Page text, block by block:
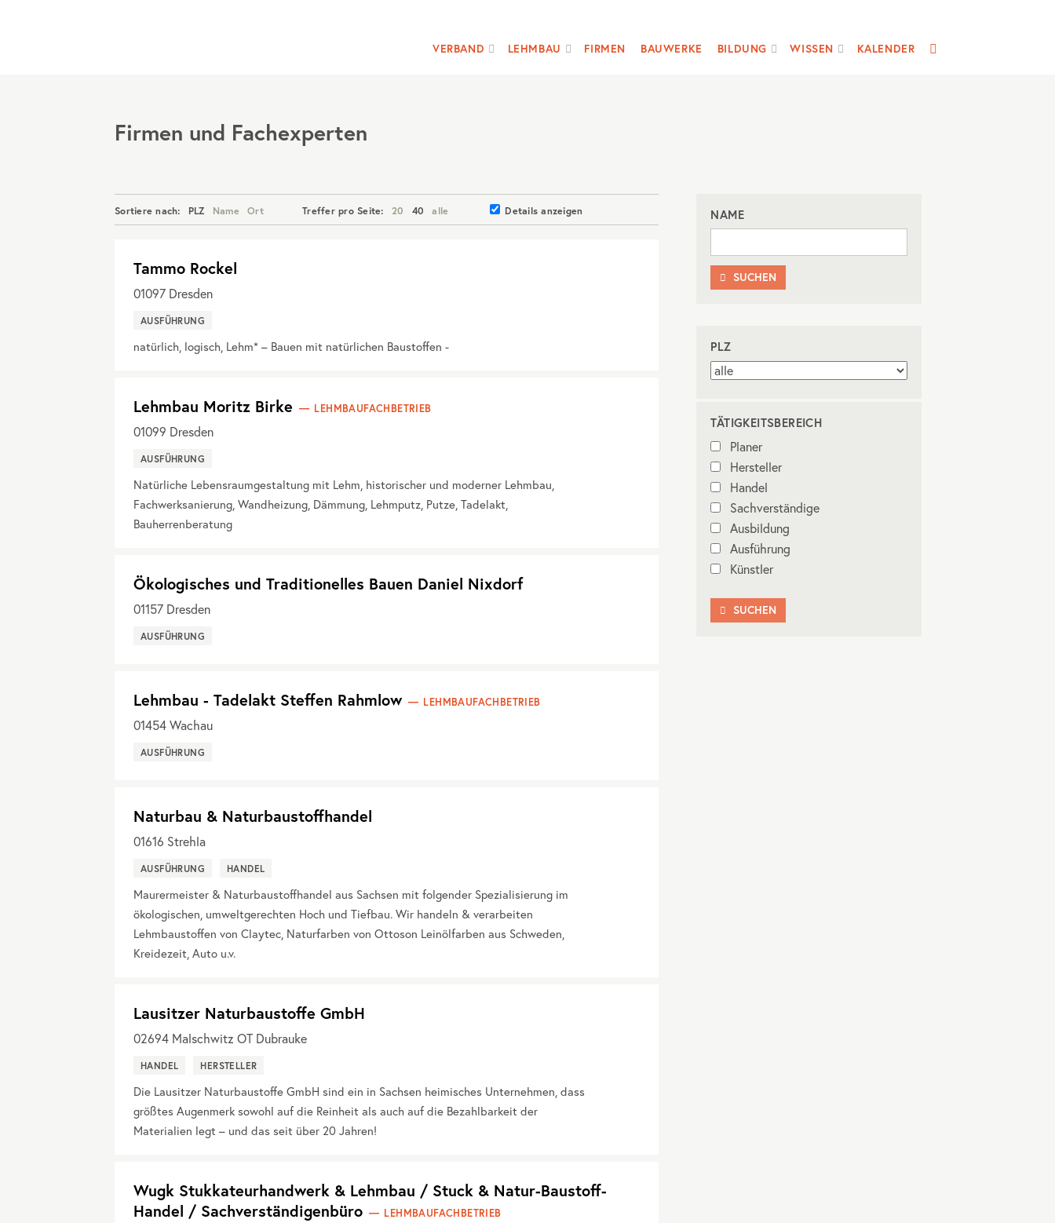
VERBAND LEHMBAU FIRMEN BAUWERKE BILDUNG WISSEN KALENDER
Firmen und Fachexperten
Sortiere nach: PLZ Name Ort Treffer pro Seite: 20 40 alle Details anzeigen
Tammo Rockel
01097 Dresden
AUSFÜHRUNG
natürlich, logisch, Lehm* – Bauen mit natürlichen Baustoffen -
Lehmbau Moritz Birke LEHMBAUFACHBETRIEB
01099 Dresden
AUSFÜHRUNG
Natürliche Lebensraumgestaltung mit Lehm, historischer und moderner Lehmbau,
Fachwerksanierung, Wandheizung, Dämmung, Lehmputz, Putze, Tadelakt,
Bauherrenberatung
Ökologisches und Traditionelles Bauen Daniel Nixdorf
01157 Dresden
AUSFÜHRUNG
Lehmbau - Tadelakt Steffen Rahmlow LEHMBAUFACHBETRIEB
01454 Wachau
AUSFÜHRUNG
Naturbau & Naturbaustoffhandel
01616 Strehla
AUSFÜHRUNG HANDEL
Maurermeister & Naturbaustoffhandel aus Sachsen mit folgender Spezialisierung im
ökologischen, umweltgerechten Hoch und Tiefbau. Wir handeln & verarbeiten
Lehmbaustoffen von Claytec, Naturfarben von Ottoson Leinölfarben aus Schweden,
Kreidezeit, Auto u.v.
Lausitzer Naturbaustoffe GmbH
02694 Malschwitz OT Dubrauke
HANDEL HERSTELLER
Die Lausitzer Naturbaustoffe GmbH sind ein in Sachsen heimisches Unternehmen, dass
größtes Augenmerk sowohl auf die Reinheit als auch auf die Bezahlbarkeit der
Materialien legt – und das seit über 20 Jahren!
Wugk Stukkateurhandwerk & Lehmbau / Stuck & Natur-Baustoff-
Handel / Sachverständigenbüro
LEHMBAUFACHBETRIEB
NAME
 SUCHEN
PLZ
TÄTIGKEITSBEREICH
Planer
Hersteller
Handel
Sachverständige
Ausbildung
Ausführung
Künstler
 SUCHEN